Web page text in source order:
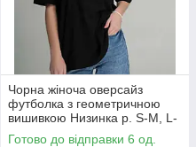
Чорна жіноча оверсайз
футболка з геометричною
вишивкою Низинка p. S-M, L-
XL, 2XL–3XL
Готово до відправки 6 од.